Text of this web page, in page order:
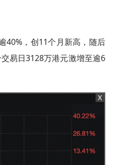
40%，创11个月新高，随后
易日3128万港元激增至逾6